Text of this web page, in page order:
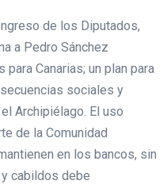
de los Diputados,
a Pedro Sánchez
Canarias; un plan para
sociales y
Archipiélago. El uso
de la Comunidad
en los bancos, sin
cabildos debe